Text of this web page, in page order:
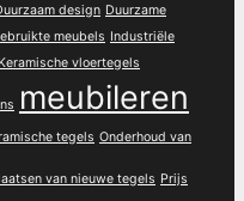
design Duurzame
meubels Industriële
Keramische vloertegels
meubileren
tegels Onderhoud van
van nieuwe tegels Prijs